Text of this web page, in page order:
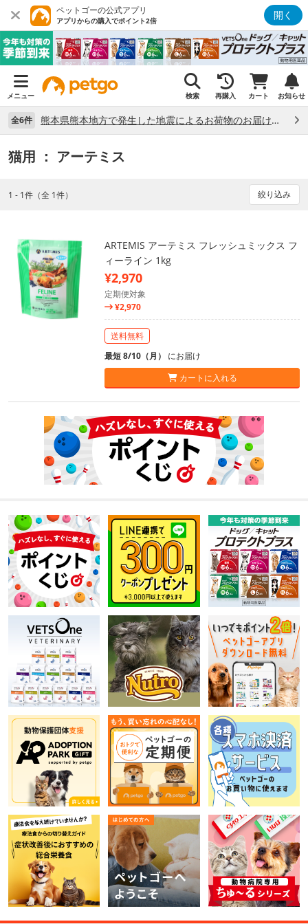
ペットゴーの公式アプリ
アプリからの購入でポイント2倍 開く
メニュー 検索 再購入 カート お知らせ
全6件 熊本県熊本地方で発生した地震によるお荷物のお届け状況について （7/28）
猫用 ： アーテミス
1 - 1件（全 1件） 絞り込み
ARTEMIS アーテミス フレッシュミックス フ
ィーライン 1kg
¥2,970
定期便対象
¥2,970
送料無料
最短 8/10（月） にお届け
カートに入れる